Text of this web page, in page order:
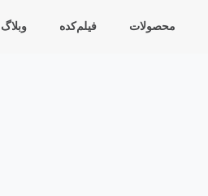
محصولات فیلم‌کده وبلاگ